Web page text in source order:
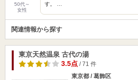
50代～
女性
す。 …
関連情報から探す
東京天然温泉 古代の湯
3.5点/ 71 件
東京都 / 葛飾区